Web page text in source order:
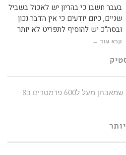
בעבר חשבו כי בהריון יש לאכול בשביל
שניים, כיום יודעים כי אין הדבר נכון
ובסה"כ יש להוסיף לתפריט לא יותר
קרא עוד ←